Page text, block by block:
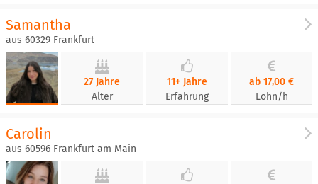
Samantha
aus 60329 Frankfurt
27 Jahre
Alter
11+ Jahre
Erfahrung
ab 17,00 €
Lohn/h
Carolin
aus 60596 Frankfurt am Main